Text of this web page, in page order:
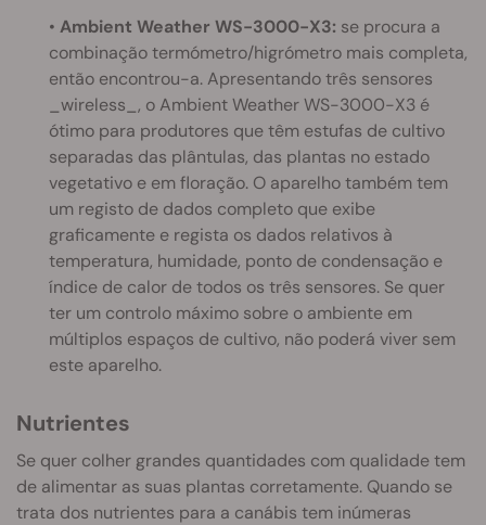
• Ambient Weather WS-3000-X3: se procura a
combinação termómetro/higrómetro mais completa,
então encontrou-a. Apresentando três sensores
_wireless_, o Ambient Weather WS-3000-X3 é
ótimo para produtores que têm estufas de cultivo
separadas das plântulas, das plantas no estado
vegetativo e em floração. O aparelho também tem
um registo de dados completo que exibe
graficamente e regista os dados relativos à
temperatura, humidade, ponto de condensação e
índice de calor de todos os três sensores. Se quer
ter um controlo máximo sobre o ambiente em
múltiplos espaços de cultivo, não poderá viver sem
este aparelho.
Nutrientes
Se quer colher grandes quantidades com qualidade tem
de alimentar as suas plantas corretamente. Quando se
trata dos nutrientes para a canábis tem inúmeras